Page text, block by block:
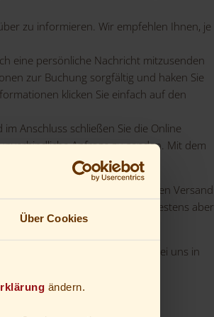
Über Cookies
ändern.
zu informieren. Wir empfehlen Ihnen, je
eine persönliche Nachricht mitzusenden
zur Buchung sorgfältig und haken Sie
klicken Sie einfach auf den
Anschluss schließen Sie die Online
Anfrage zu senden. Mit dem
eine Erfolgsmeldung über den Versand
, spätestestens aber
zu Ihrem geplanten Urlaub bei uns in